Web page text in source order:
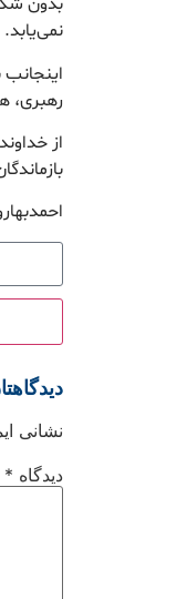
نمی‌یابد‌.
رهبری،
از
نشانی
دیدگاه *